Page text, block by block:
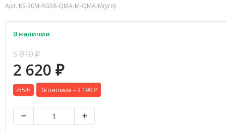
Арт. KS-30M-RG58-QMA-M-QMA-M(угл)
В наличии
5 810₽
2 620 ₽
-55% Экономия -3 190 ₽